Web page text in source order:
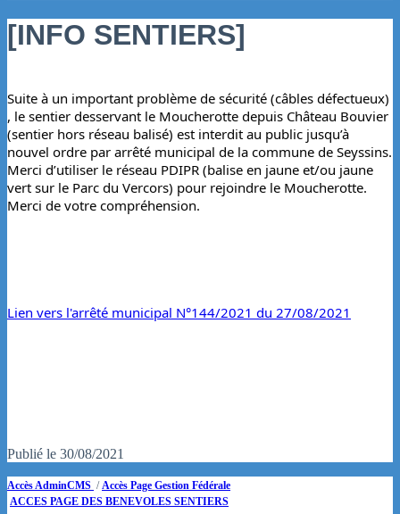
[INFO SENTIERS]
Suite à un important problème de sécurité (câbles défectueux)
, le sentier desservant le Moucherotte depuis Château Bouvier
(sentier hors réseau balisé) est interdit au public jusqu’à
nouvel ordre par arrêté municipal de la commune de Seyssins.
Merci d’utiliser le réseau PDIPR (balise en jaune et/ou jaune
vert sur le Parc du Vercors) pour rejoindre le Moucherotte.
Merci de votre compréhension.
Lien vers l'arrêté municipal N°144/2021 du 27/08/2021
Publié le 30/08/2021
Accès AdminCMS /Accès Page Gestion Fédérale
ACCES PAGE DES BENEVOLES SENTIERS